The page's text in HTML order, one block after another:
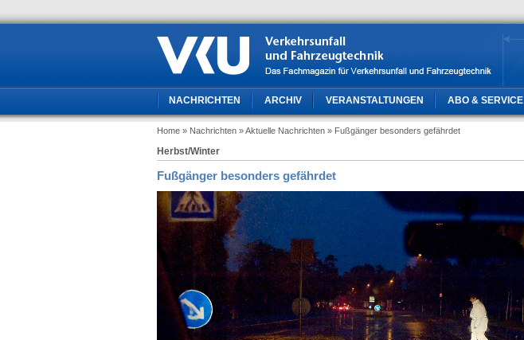
NACHRICHTEN ARCHIV VERANSTALTUNGEN ABO & SERVICE
Home » Nachrichten » Aktuelle Nachrichten » Fußgänger besonders gefährdet
Herbst/Winter
Fußgänger besonders gefährdet